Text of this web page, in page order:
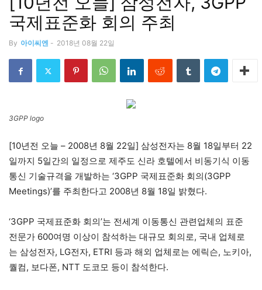
국제표준화 회의 주최
By 아이씨엔 - 2018년 08월 22일
3GPP logo
[10년전 오늘 – 2008년 8월 22일] 삼성전자는 8월 18일부터 22
일까지 5일간의 일정으로 제주도 신라 호텔에서 비동기식 이동
통신 기술규격을 개발하는 ‘3GPP 국제표준화 회의(3GPP
Meetings)’를 주최한다고 2008년 8월 18일 밝혔다.
‘3GPP 국제표준화 회의’는 전세계 이동통신 관련업체의 표준
전문가 600여명 이상이 참석하는 대규모 회의로, 국내 업체로
는 삼성전자, LG전자, ETRI 등과 해외 업체로는 에릭슨, 노키아,
퀄컴, 보다폰, NTT 도코모 등이 참석한다.